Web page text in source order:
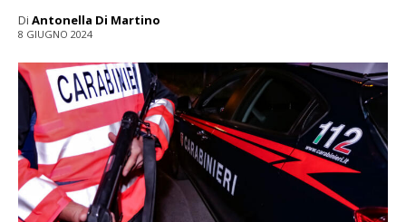
Di Antonella Di Martino
8 GIUGNO 2024